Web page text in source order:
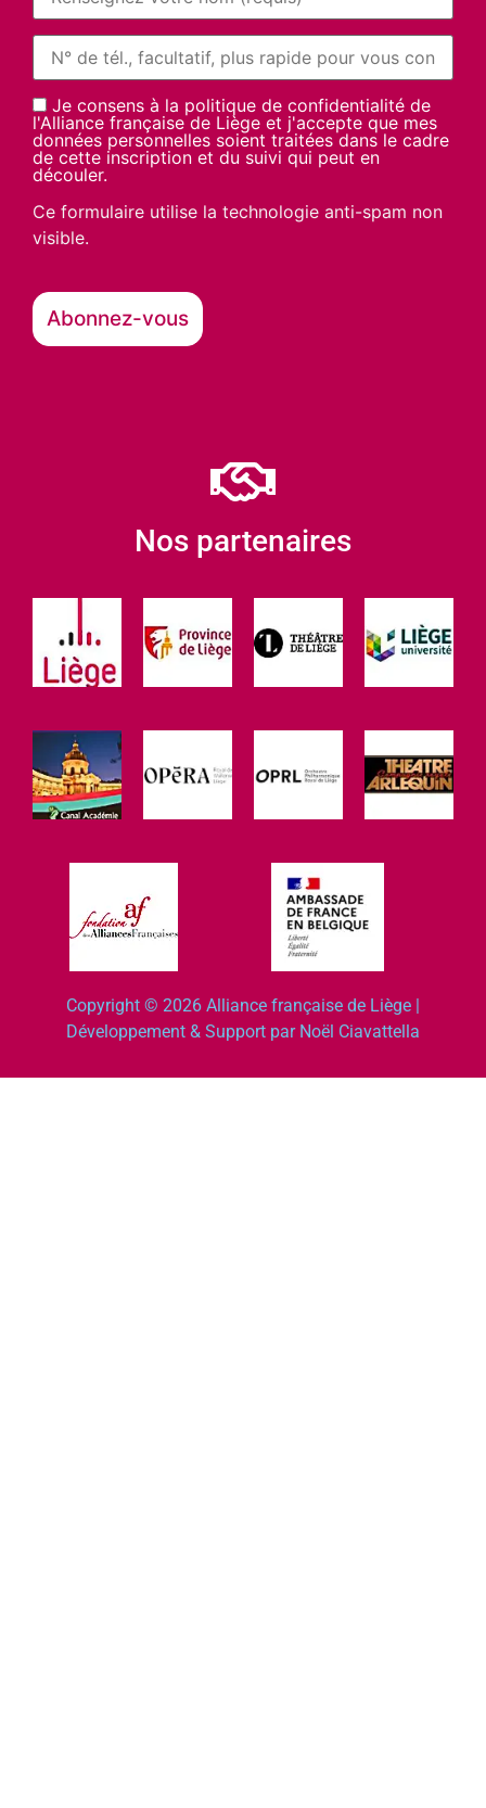
Je consens à la politique de confidentialité de
l'Alliance française de Liège et j'accepte que mes
données personnelles soient traitées dans le cadre
de cette inscription et du suivi qui peut en
découler.
Ce formulaire utilise la technologie anti-spam non
visible.
Nos partenaires
Copyright © 2026 Alliance française de Liège |
Développement & Support par Noël Ciavattella